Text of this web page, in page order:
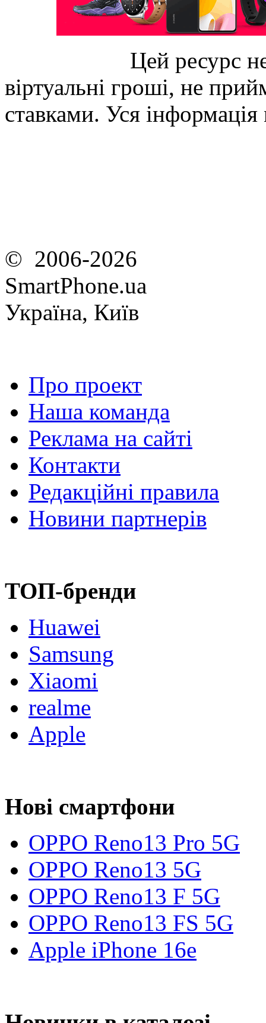
Цей ресурс
віртуальні гроші, не
ставками. Уся
© 2006-2026
SmartPhone.ua
Україна, Київ
Про проект
Наша команда
Реклама на сайті
Контакти
Редакційні правила
Новини партнерів
ТОП-бренди
Huawei
Samsung
Xiaomi
realme
Apple
Нові смартфони
OPPO Reno13 Pro 5G
OPPO Reno13 5G
OPPO Reno13 F 5G
OPPO Reno13 FS 5G
Apple iPhone 16e